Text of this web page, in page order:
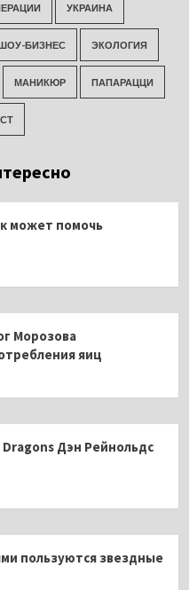
УКРАИНА
БИЗНЕС ЭКОЛОГИЯ
МАНИКЮР ПАПАРАЦЦИ
может помочь
Морозова
яиц
Дэн Рейнольдс
пользуются звездные